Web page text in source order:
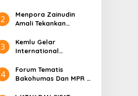
Bali’
2
​Menpora Zainudin
Amali Tekankan
untuk DBON
3
​Kemlu Gelar
International
Diplomacy (ICDD)
4
Forum Tematis
Bakohumas Dan MPR RI